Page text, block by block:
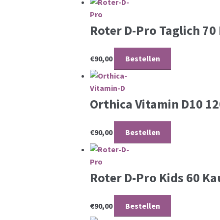
Roter D-Pro Taglich
€90,00 Bestellen
Orthica Vitamin D10
€90,00 Bestellen
Roter D-Pro Kids 60
€90,00 Bestellen